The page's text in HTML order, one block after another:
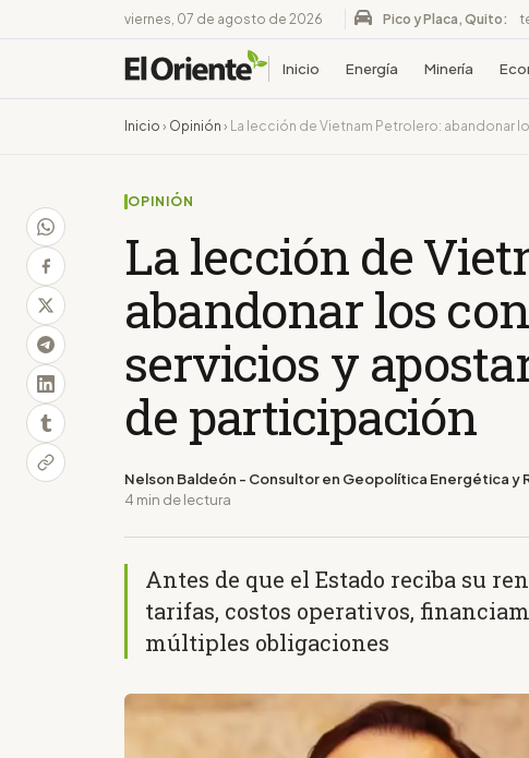
viernes, 07 de agosto de 2026 Pico y Placa, Quito:
Inicio Energía Minería
Inicio › Opinión › La lección de Vietnam Petrolero:
OPINIÓN
La lección de
abandonar los
servicios y
de participación
Nelson Baldeón - Consultor en Geopolítica Energética y
4 min de lectura
Antes de que el Estado reciba su
tarifas, costos operativos,
múltiples obligaciones